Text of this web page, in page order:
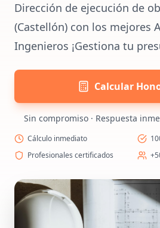
Dirección de ejecución de
(Castellón) con los mejores
Ingenieros ¡Gestiona tu
Calcular
Sin compromiso · Respuesta
Cálculo inmediato
Profesionales certificados